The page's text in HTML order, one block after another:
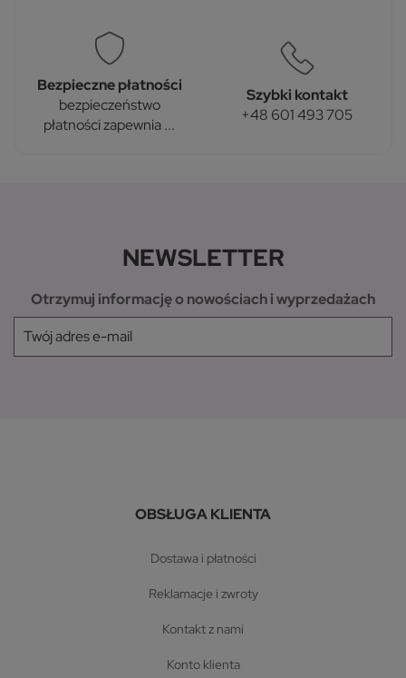
Bezpieczne płatności
bezpieczeństwo
płatności zapewnia ...
Szybki kontakt
+48 601 493 705
NEWSLETTER
Otrzymuj informację o nowościach i wyprzedażach
OBSŁUGA KLIENTA
dostawa i płatności
reklamacje i zwroty
kontakt z nami
konto klienta